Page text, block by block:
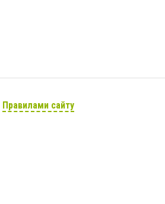
Правилами сайту